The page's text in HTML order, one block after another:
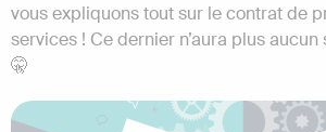
vous expliquons tout sur le contrat de
services ! Ce dernier n’aura plus
🤫